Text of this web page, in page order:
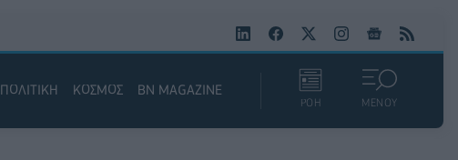
ΠΟΛΙΤΙΚΗ ΚΟΣΜΟΣ BN MAGAZINE
ΡΟΗ ΜΕΝΟΥ